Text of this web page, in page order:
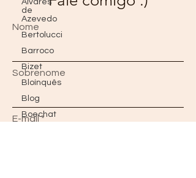
Álvares
de
Azevedo
Bertolucci
Barroco
Bizet
Bloínquês
Blog
Boechat
Nome
Sobrenome
E-mail